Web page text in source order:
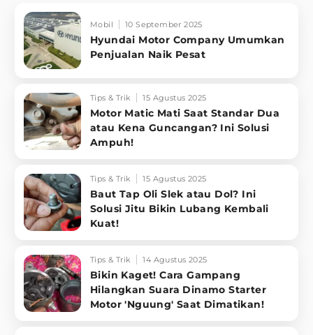
Mobil 10 September 2025
Hyundai Motor Company Umumkan
Penjualan Naik Pesat
Tips & Trik 15 Agustus 2025
Motor Matic Mati Saat Standar Dua
atau Kena Guncangan? Ini Solusi
Ampuh!
Tips & Trik 15 Agustus 2025
Baut Tap Oli Slek atau Dol? Ini
Solusi Jitu Bikin Lubang Kembali
Kuat!
Tips & Trik 14 Agustus 2025
Bikin Kaget! Cara Gampang
Hilangkan Suara Dinamo Starter
Motor 'Nguung' Saat Dimatikan!